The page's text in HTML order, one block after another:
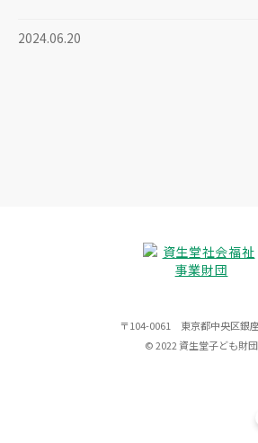
2024.06.20
〒104-0061 東京都中央区銀
© 2022 資生堂子ども財団